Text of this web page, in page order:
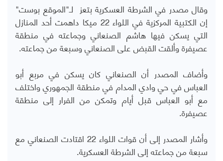
وقال مصدر في الشرطة العسكرية بتعز لـ"الموقع بوست"
إن الكتبية المركزية في اللواء 22 ميكا داهمت أحد المنازل
التي يسكن فيها هاشم الصنعاني وجماعته في منطقة
عصيفرة وألقت القبض على الصنعاني وسبعة من جماعته.
وأضاف المصدر أن الصنعاني كان يسكن في مربع أبو
العباس في حي وادي المدام في منطقة الجمهوري واختلف
مع أبو العباس قبل أيام وتمكن من الفرار إلى منطقة
عصيفرة.
وأشار المصدر إلى أن قوات اللواء 22 اقتادت الصنعاني مع
سبعة من جماعته إلى الشرطة العسكرية.